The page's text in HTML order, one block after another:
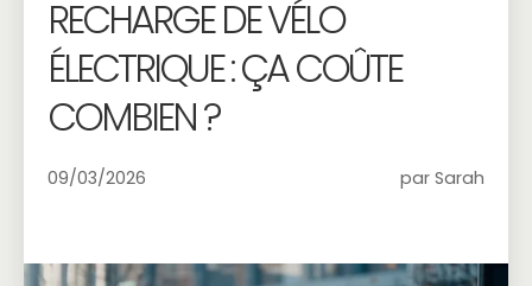
RECHARGE DE VÉLO
ÉLECTRIQUE : ÇA COÛTE
COMBIEN ?
09/03/2026 par Sarah